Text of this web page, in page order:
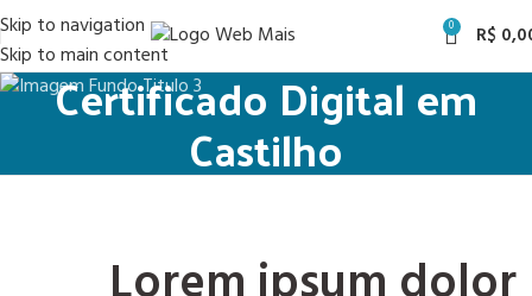
Skip to navigation
Skip to main content
0 R$
Certificado Digital em
Castilho